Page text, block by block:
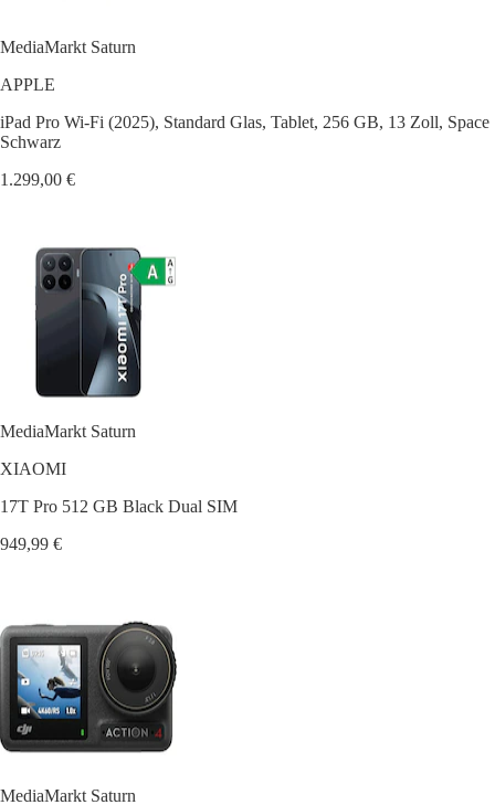
MediaMarkt Saturn
APPLE
iPad Pro Wi-Fi (2025), Standard Glas, Tablet, 256 GB, 13 Zoll, Space
Schwarz
1.299,00 €
MediaMarkt Saturn
XIAOMI
17T Pro 512 GB Black Dual SIM
949,99 €
MediaMarkt Saturn